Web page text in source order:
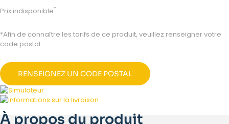
Prix indisponible*
*Afin de connaître les tarifs de ce produit, veuillez renseigner votre
code postal
RENSEIGNEZ UN CODE POSTAL
À propos du produit